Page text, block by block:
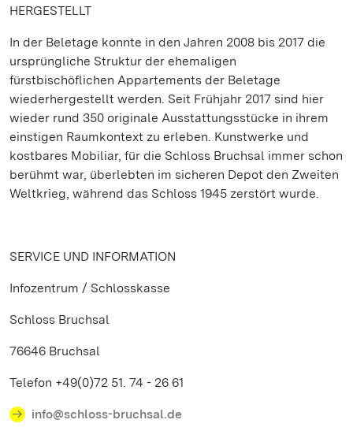
HERGESTELLT
In der Beletage konnte in den Jahren 2008 bis 2017 die
ursprüngliche Struktur der ehemaligen
fürstbischöflichen Appartements der Beletage
wiederhergestellt werden. Seit Frühjahr 2017 sind hier
wieder rund 350 originale Ausstattungsstücke in ihrem
einstigen Raumkontext zu erleben. Kunstwerke und
kostbares Mobiliar, für die Schloss Bruchsal immer schon
berühmt war, überlebten im sicheren Depot den Zweiten
Weltkrieg, während das Schloss 1945 zerstört wurde.
SERVICE UND INFORMATION
Infozentrum / Schlosskasse
Schloss Bruchsal
76646 Bruchsal
Telefon +49(0)72 51. 74 - 26 61
info@schloss-bruchsal.de